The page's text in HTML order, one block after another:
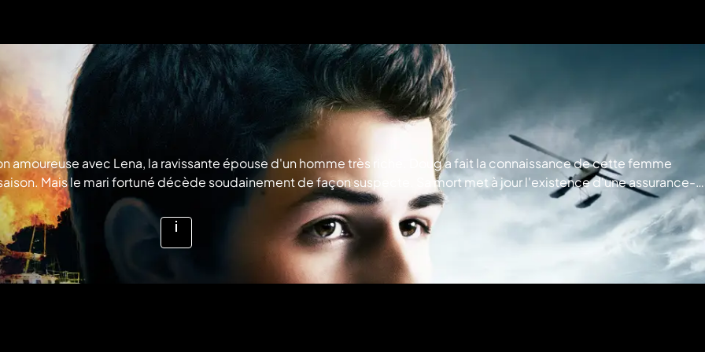
amoureuse avec Lena, la ravissante épouse d'un homme très riche. Doug a fait la connaissance de cette femme
Mais le mari fortuné décède soudainement de façon suspecte. Sa mort met à jour l'existence d'une assurance-
cœur d'une dangereuse machination. © ACE ENTERTAINMENT 2013